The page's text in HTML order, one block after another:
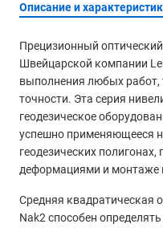
Описание и
Прецизионный
Швейцарской компании
выполнения любых
точности. Эта серия
геодезическое
успешно применяющееся
геодезических
деформациями и монтаже
Средняя квадратическая
Nak2 способен